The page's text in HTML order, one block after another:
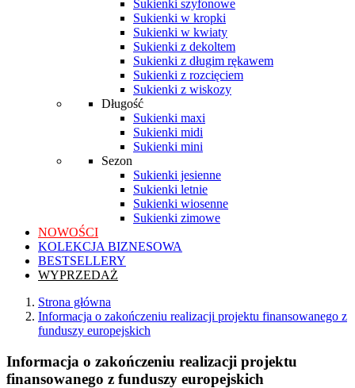
Sukienki szyfonowe
Sukienki w kropki
Sukienki w kwiaty
Sukienki z dekoltem
Sukienki z długim rękawem
Sukienki z rozcięciem
Sukienki z wiskozy
Długość
Sukienki maxi
Sukienki midi
Sukienki mini
Sezon
Sukienki jesienne
Sukienki letnie
Sukienki wiosenne
Sukienki zimowe
NOWOŚCI
KOLEKCJA BIZNESOWA
BESTSELLERY
WYPRZEDAŻ
Strona główna
Informacja o zakończeniu realizacji projektu finansowanego z
funduszy europejskich
Informacja o zakończeniu realizacji projektu
finansowanego z funduszy europejskich